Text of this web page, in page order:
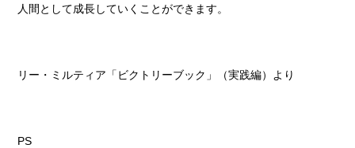
人間として成長していくことができます。
リー・ミルティア「ビクトリーブック」（実践編）より
PS